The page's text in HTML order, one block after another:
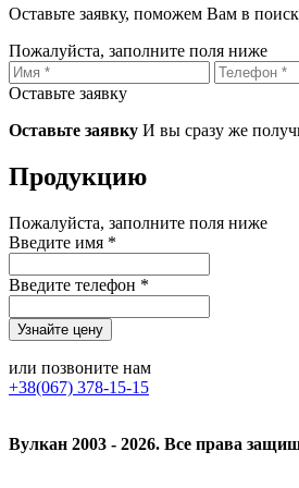
Оставьте заявку, поможем Вам в
Пожалуйста, заполните поля ниже
Оставьте заявку
Оставьте заявку И вы сразу же
Продукцию
Пожалуйста, заполните поля ниже
Введите имя *
Введите телефон *
или позвоните нам
+38(067) 378-15-15
Вулкан 2003 - 2026. Все права